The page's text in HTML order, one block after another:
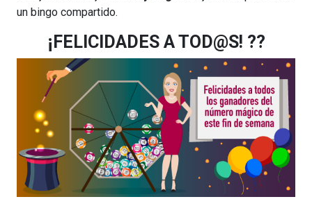
un bingo compartido.
¡FELICIDADES A TOD@S! ??